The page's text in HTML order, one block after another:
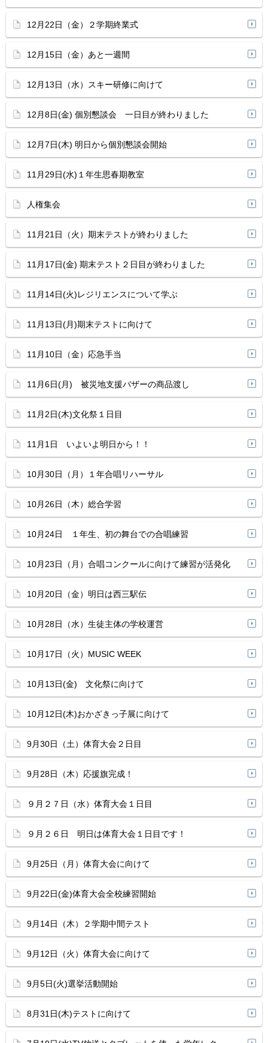
12月22日（金）２学期終業式
12月15日（金）あと一週間
12月13日（水）スキー研修に向けて
12月8日(金) 個別懇談会 一日目が終わりました
12月7日(木) 明日から個別懇談会開始
11月29日(水)１年生思春期教室
人権集会
11月21日（火）期末テストが終わりました
11月17日(金) 期末テスト２日目が終わりました
11月14日(火)レジリエンスについて学ぶ
11月13日(月)期末テストに向けて
11月10日（金）応急手当
11月6日(月) 被災地支援バザーの商品渡し
11月2日(木)文化祭１日目
11月1日 いよいよ明日から！！
10月30日（月）１年合唱リハーサル
10月26日（木）総合学習
10月24日 １年生、初の舞台での合唱練習
10月23日（月）合唱コンクールに向けて練習が活発化
10月20日（金）明日は西三駅伝
10月28日（水）生徒主体の学校運営
10月17日（火）MUSIC WEEK
10月13日(金) 文化祭に向けて
10月12日(木)おかざきっ子展に向けて
9月30日（土）体育大会２日目
9月28日（木）応援旗完成！
９月２７日（水）体育大会１日目
９月２６日 明日は体育大会１日目です！
9月25日（月）体育大会に向けて
9月22日(金)体育大会全校練習開始
9月14日（木）２学期中間テスト
9月12日（火）体育大会に向けて
9月5日(火)選挙活動開始
8月31日(木)テストに向けて